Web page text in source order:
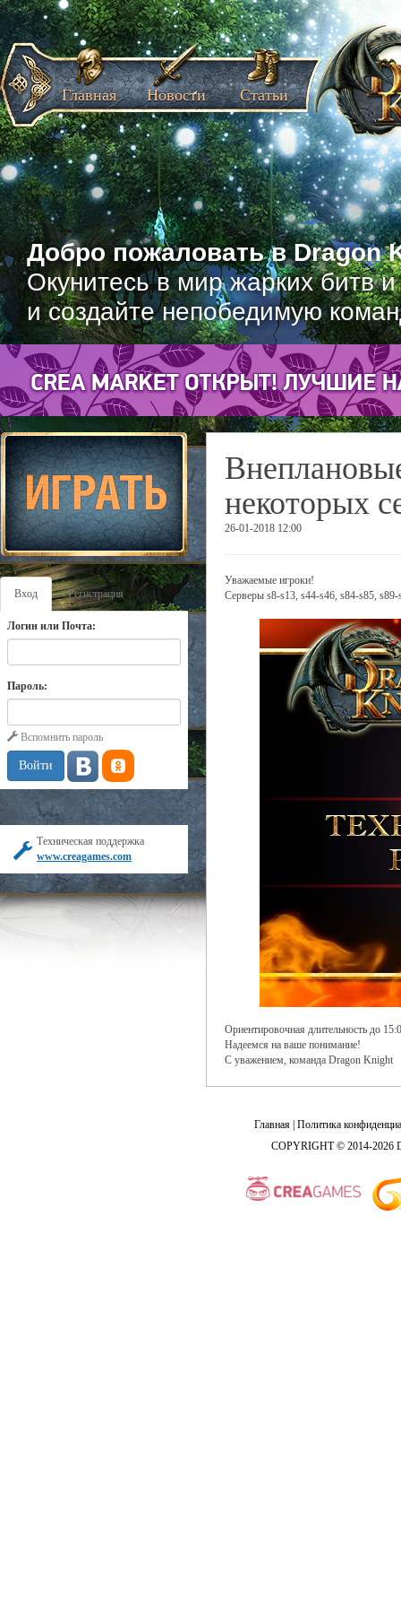
Добро пожаловать в Dragon
Окунитесь в мир жарких битв
и создайте непобедимую
Главная Новости Статьи
Вход Регистрация
Логин или Почта:
Пароль:
Вспомнить пароль
Техническая поддержка
www.creagames.com
некоторых
26-01-2018 12:00
Уважаемые игроки!
Серверы s8-s13, s44-s46, s84-s85,
Ориентировочная длительность до
Надеемся на ваше понимание!
С уважением, команда Dragon Knight
Главная Политика
COPYRIGHT © 2014-2026